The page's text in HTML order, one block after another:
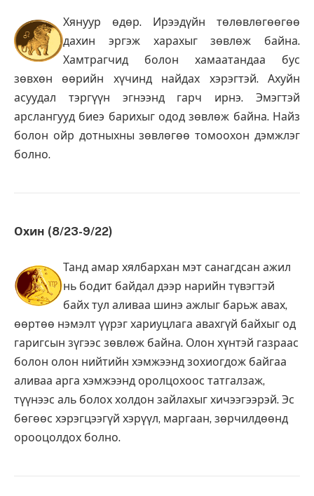
Хянуур өдөр. Ирээдүйн төлөвлөгөөгөө
дахин эргэж харахыг зөвлөж байна.
Хамтрагчид болон хамаатандаа бус
зөвхөн өөрийн хүчинд найдах хэрэгтэй. Ахуйн
асуудал тэргүүн эгнээнд гарч ирнэ. Эмэгтэй
арслангууд биеэ барихыг одод зөвлөж байна. Найз
болон ойр дотныхны зөвлөгөө томоохон дэмжлэг
болно.
Охин (8/23-9/22)
Танд амар хялбархан мэт санагдсан ажил
нь бодит байдал дээр нарийн түвэгтэй
байх тул аливаа шинэ ажлыг барьж авах,
өөртөө нэмэлт үүрэг хариуцлага авахгүй байхыг од
гаригсын зүгээс зөвлөж байна. Олон хүнтэй газраас
болон олон нийтийн хэмжээнд зохиогдож байгаа
аливаа арга хэмжээнд оролцохоос татгалзаж,
түүнээс аль болох холдон зайлахыг хичээгээрэй. Эс
бөгөөс хэрэгцээгүй хэрүүл, маргаан, зөрчилдөөнд
орооцолдох болно.